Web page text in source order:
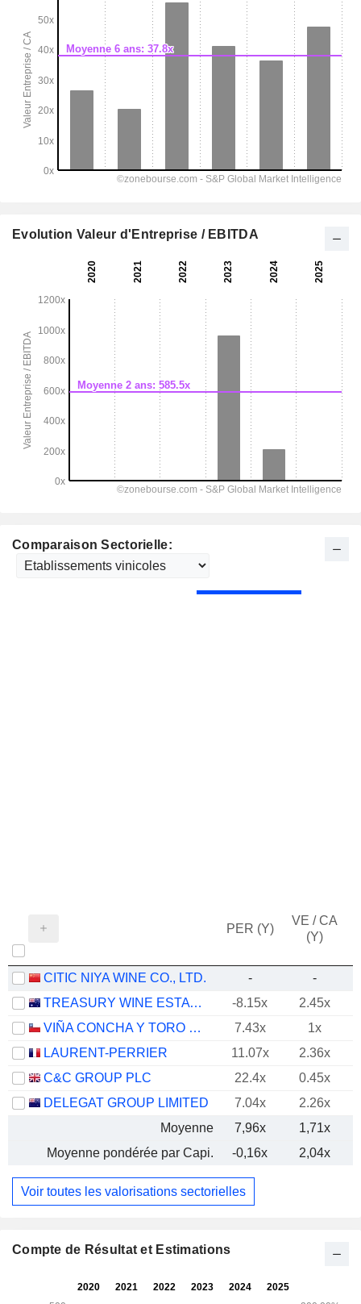
Comparaison Sectorielle:
PER (Y)
VE / CA
(Y)
CITIC NIYA WINE CO., LTD. -
-
TREASURY WINE ESTATES LIMITED
-8.15x
2.45x
VIÑA CONCHA Y TORO S.A.
7.43x
1x
LAURENT-PERRIER
11.07x
2.36x
C&C GROUP PLC
22.4x
0.45x
DELEGAT GROUP LIMITED
7.04x
2.26x
Moyenne
7,96x
1,71x
Moyenne pondérée par Capi.
-0,16x 2,04x
Voir toutes les valorisations sectorielles
Compte de Résultat et Estimations
Evolution Valeur d'Entreprise / EBITDA